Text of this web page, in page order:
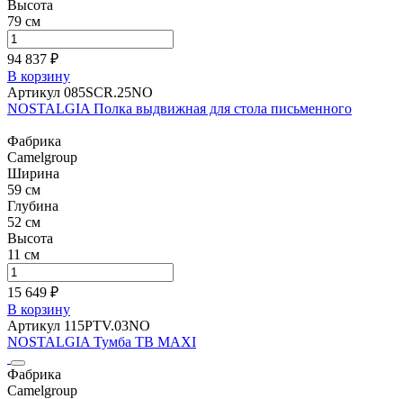
Высота
79 см
94 837 ₽
В корзину
Артикул 085SCR.25NO
NOSTALGIA Полка выдвижная для стола письменного
Фабрика
Camelgroup
Ширина
59 см
Глубина
52 см
Высота
11 см
15 649 ₽
В корзину
Артикул 115PTV.03NO
NOSTALGIA Тумба ТВ MAXI
Фабрика
Camelgroup